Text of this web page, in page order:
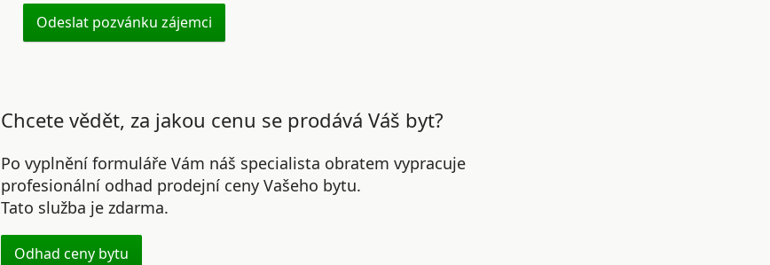
Chcete vědět, za jakou cenu se prodává Váš byt?
Po vyplnění formuláře Vám náš specialista obratem vypracuje
profesionální odhad prodejní ceny Vašeho bytu.
Tato služba je zdarma.
Odhad ceny bytu